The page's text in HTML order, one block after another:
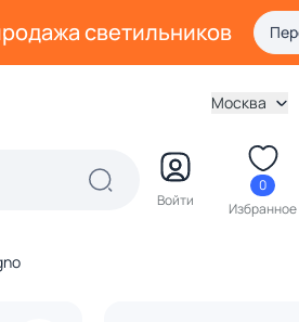
светильников
Москва
Войти
0
Избранное